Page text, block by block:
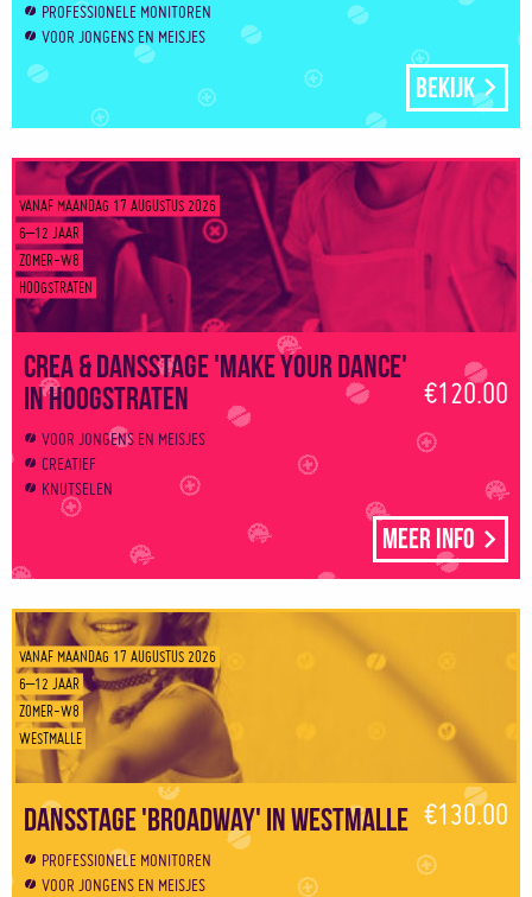
PROFESSIONELE MONITOREN
VOOR JONGENS EN MEISJES
Bekijk
VANAF MAANDAG 17 AUGUSTUS 2026
6–12 JAAR
ZOMER-W8
HOOGSTRATEN
Crea & Dansstage 'Make your dance'
in Hoogstraten
€120.00
VOOR JONGENS EN MEISJES
CREATIEF
KNUTSELEN
Meer info
VANAF MAANDAG 17 AUGUSTUS 2026
6–12 JAAR
ZOMER-W8
WESTMALLE
Dansstage 'Broadway' in Westmalle €130.00
PROFESSIONELE MONITOREN
VOOR JONGENS EN MEISJES